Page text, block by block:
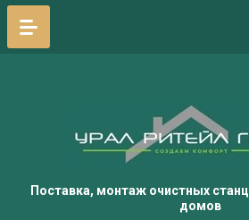
Поставка, монтаж очистных
домов